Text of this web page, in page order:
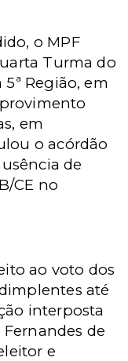
o MPF
Turma do
Região, em
em
o acórdão
de
CE no
ao voto dos
até
interposta
de
e